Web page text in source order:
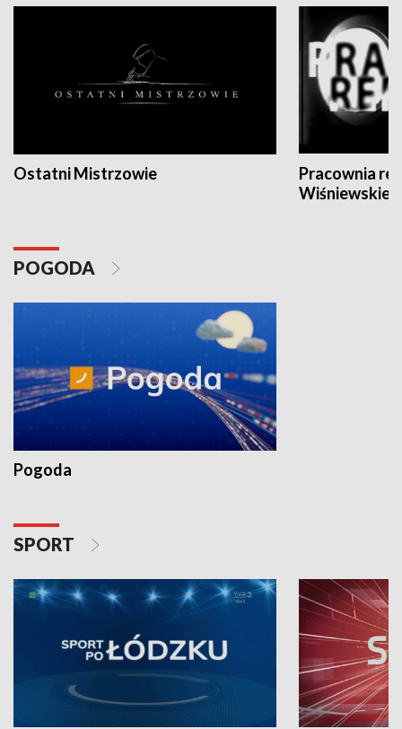
Ostatni Mistrzowie
Pracownia
POGODA
Pogoda
SPORT